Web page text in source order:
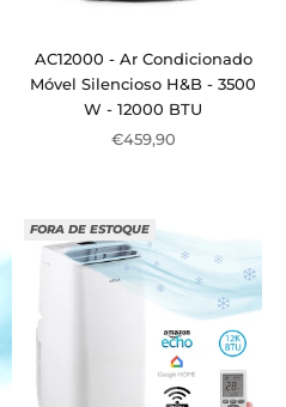
AC12000 - Ar Condicionado
Móvel Silencioso H&B - 3500
W - 12000 BTU
Preço de venda
€459,90
FORA DE ESTOQUE